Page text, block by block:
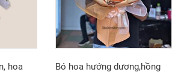
hoa
Bó hoa hướng dương,hồng